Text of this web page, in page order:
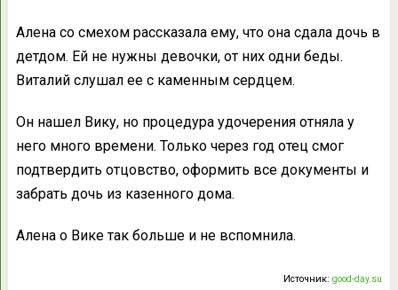
Алена со смехом рассказала ему, что она сдала дочь в
детдом. Ей не нужны девочки, от них одни беды.
Виталий слушал ее с каменным сердцем.
Он нашел Вику, но процедура удочерения отняла у
него много времени. Только через год отец смог
подтвердить отцовство, оформить все документы и
забрать дочь из казенного дома.
Алена о Вике так больше и не вспомнила.
Источник:good-day.su